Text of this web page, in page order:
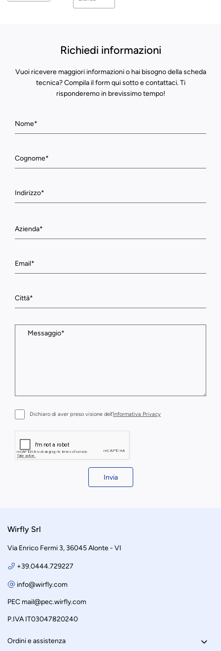
Richiedi informazioni
Vuoi ricevere maggiori informazioni o hai bisogno della scheda
tecnica? Compila il form qui sotto e contattaci. Ti
risponderemo in brevissimo tempo!
Dichiaro di aver preso visione dell’Informativa Privacy
Invia
Wirfly Srl
Via Enrico Fermi 3, 36045 Alonte - VI
+39.0444.729227
info@wirfly.com
PEC mail@pec.wirfly.com
P.IVA IT03047820240
Ordini e assistenza